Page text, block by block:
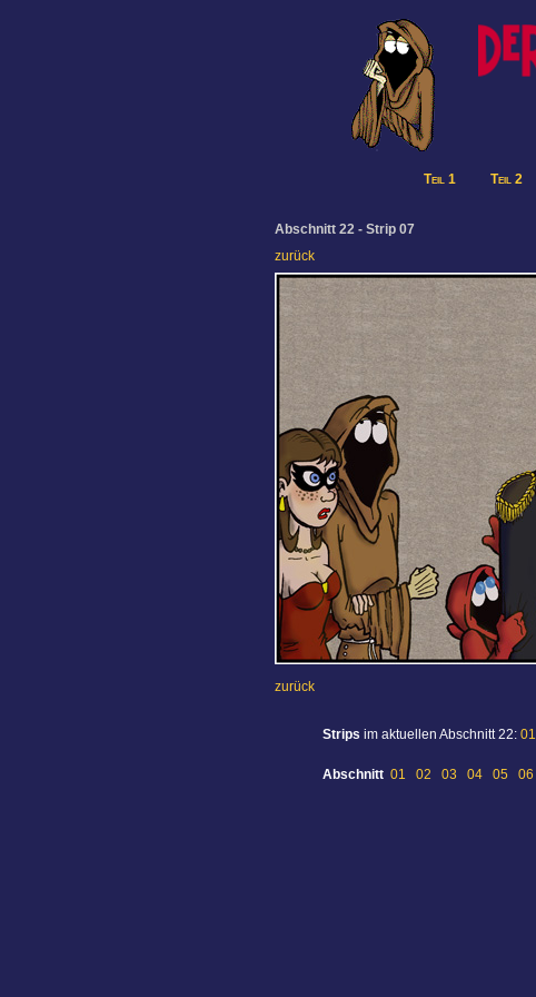
Teil 1 Teil 2
Abschnitt 22 - Strip 07
zurück
zurück
Strips im aktuellen Abschnitt 22: 01
Abschnitt 01 02 03 04 05 06